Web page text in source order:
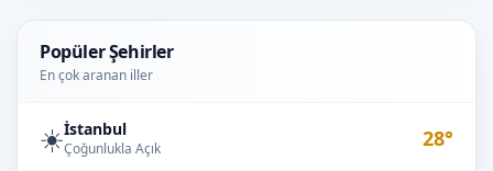
Popüler Şehirler
En çok aranan iller
☀️İstanbul
Çoğunlukla Açık 28°